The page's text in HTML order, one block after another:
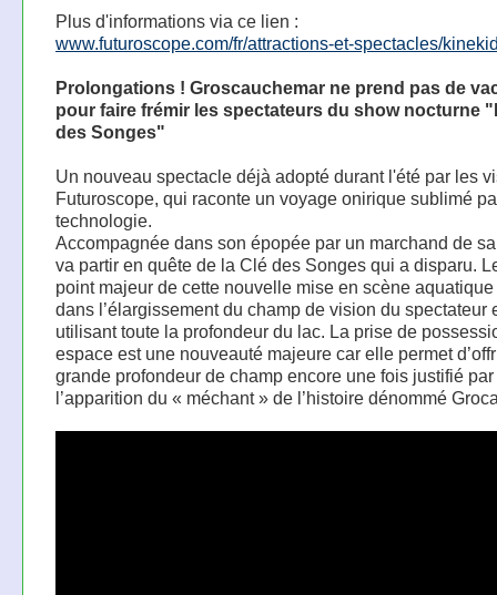
Plus d'informations via ce lien :
www.futuroscope.com/fr/attractions-et-spectacles/
Prolongations ! Groscauchemar ne prend pas de
pour faire frémir les spectateurs du show nocturne
des Songes"
Un nouveau spectacle déjà adopté durant l'été par les
Futuroscope, qui raconte un voyage onirique sublimé
technologie.
Accompagnée dans son épopée par un marchand de
va partir en quête de la Clé des Songes qui a disparu.
point majeur de cette nouvelle mise en scène
dans l’élargissement du champ de vision du spectateur
utilisant toute la profondeur du lac. La prise de
espace est une nouveauté majeure car elle permet
grande profondeur de champ encore une fois justifié par
l’apparition du « méchant » de l’histoire dénommé